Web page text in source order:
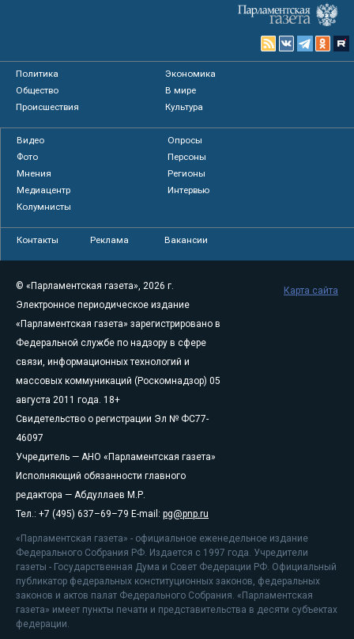
Политика
Экономика
Общество
В мире
Происшествия
Культура
Видео
Опросы
Фото
Персоны
Мнения
Регионы
Медиацентр
Интервью
Колумнисты
Контакты Реклама Вакансии
© «Парламентская газета», 2026 г.
Электронное периодическое издание
«Парламентская газета» зарегистрировано в
Федеральной службе по надзору в сфере
связи, информационных технологий и
массовых коммуникаций (Роскомнадзор) 05
августа 2011 года. 18+
Свидетельство о регистрации Эл № ФС77-
46097
Учредитель — АНО «Парламентская газета»
Исполняющий обязанности главного
редактора — Абдуллаев М.Р.
Тел.: +7 (495) 637–69–79 E-mail: pg@pnp.ru
«Парламентская газета» - официальное еженедельное издание
Федерального Собрания РФ. Издается с 1997 года. Учредители
газеты - Государственная Дума и Совет Федерации РФ. Официальный
публикатор федеральных конституционных законов, федеральных
законов и актов палат Федерального Собрания. «Парламентская
газета» имеет пункты печати и представительства в десяти субъектах
федерации.
Карта сайта